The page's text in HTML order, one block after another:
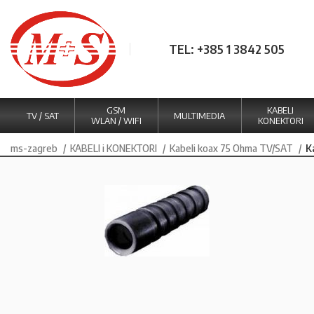
TEL: +385 1 3842 505
TV / SAT
GSM
WLAN / WIFI
MULTIMEDIA
KABELI
KONEKTORI
ms-zagreb KABELI i KONEKTORI Kabeli koax 75 Ohma TV/SAT